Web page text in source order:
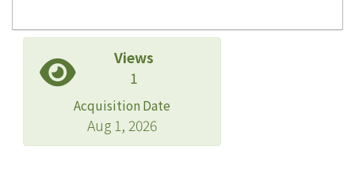
Views
1
Acquisition Date
Aug 1, 2026